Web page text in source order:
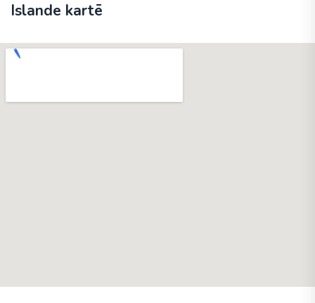
Islande kartē